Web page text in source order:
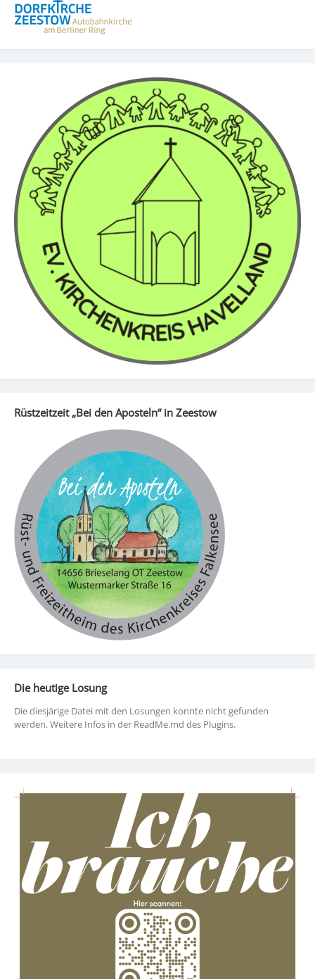
Rüstzeitzeit „Bei den Aposteln“ in Zeestow
Die heutige Losung
Die diesjärige Datei mit den Losungen konnte nicht gefunden
werden. Weitere Infos in der ReadMe.md des Plugins.